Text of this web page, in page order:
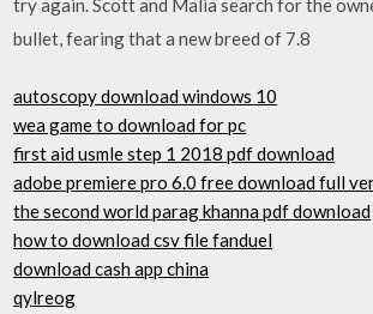
bullet, fearing that a new breed of 7.8
autoscopy download windows 10
wea game to download for pc
first aid usmle step 1 2018 pdf download
adobe premiere pro 6.0 free download full
the second world parag khanna pdf download
how to download csv file fanduel
download cash app china
qylreog